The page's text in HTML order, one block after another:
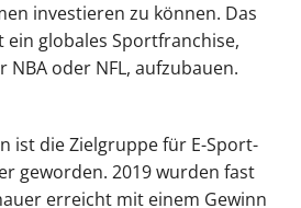
investieren zu können. Das
globales Sportfranchise,
oder NFL, aufzubauen.
ist die Zielgruppe für E-Sport-
geworden. 2019 wurden fast
erreicht mit einem Gewinn